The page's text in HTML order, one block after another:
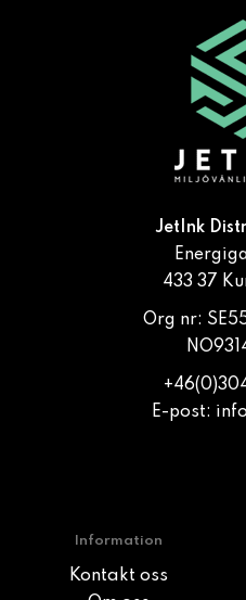
JetInk
433 37
Org nr:
E-post:
Information
Kontakt oss